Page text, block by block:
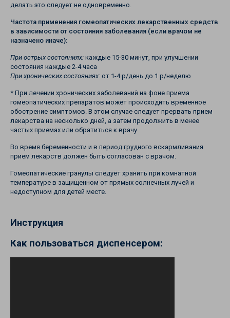
делать это следует не одновременно.
Частота применения гомеопатических лекарственных средств
в зависимости от состояния заболевания (если врачом не
назначено иначе):
При острых состояниях: каждые 15-30 минут, при улучшении
состояния каждые 2-4 часа
При хронических состояниях: от 1-4 р/день до 1 р/неделю
* При лечении хронических заболеваний на фоне приема
гомеопатических препаратов может происходить временное
обострение симптомов. В этом случае следует прервать прием
лекарства на несколько дней, а затем продолжить в менее
частых приемах или обратиться к врачу.
Во время беременности и в период грудного вскармливания
прием лекарств должен быть согласован с врачом.
Гомеопатические гранулы следует хранить при комнатной
температуре в защищенном от прямых солнечных лучей и
недоступном для детей месте.
Инструкция
Как пользоваться диспенсером: